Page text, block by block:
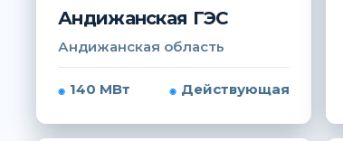
Андижанская ГЭС
Андижанская область
140 МВт Действующая